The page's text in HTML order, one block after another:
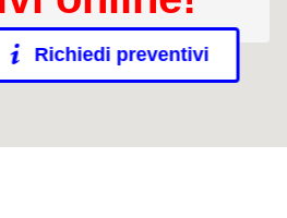
Richiedi preventivi